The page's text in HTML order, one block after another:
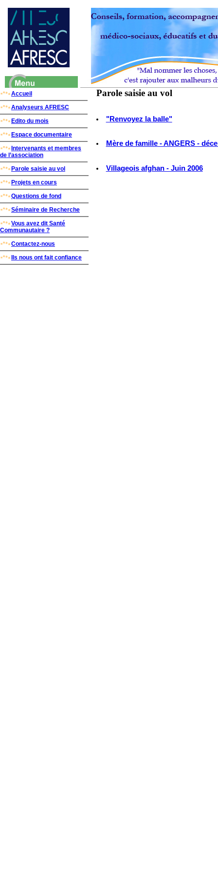
Accueil
Analyseurs AFRESC
Edito du mois
Espace documentaire
Intervenants et membres
de l’association
Parole saisie au vol
Projets en cours
Questions de fond
Séminaire de Recherche
Vous avez dit Santé
Communautaire ?
Contactez-nous
Ils nous ont fait confiance
Parole saisie au vol
"Renvoyez la balle"
Mère de famille - ANGERS -
Villageois afghan - Juin 2006